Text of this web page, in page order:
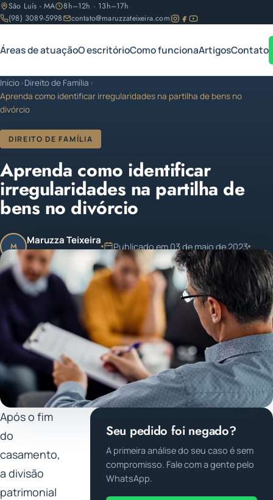
São Luís - MA
8h–12h · 13h–17h
(98) 3089-5998
contato@maruzzateixeira.com
Áreas de atuaçãoO escritórioComo funcionaArtigosContato
Início›Direito de Família ›
Aprenda como identificar irregularidades na partilha de bens no
divórcio
DIREITO DE FAMÍLIA
Aprenda como identificar
irregularidades na partilha de
bens no divórcio
M Maruzza Teixeira
OAB/MA 11.810
Publicado em 03 de maio de 2023
1 min de leitura
Após o fim
do
casamento,
a divisão
patrimonial
Seu pedido foi negado?
A primeira análise do seu caso é sem
compromisso. Fale com a gente pelo
WhatsApp.